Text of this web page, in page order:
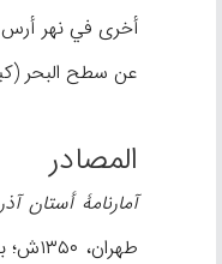
عن سطح البحر (کیهان،
المصادر
آمارنامۀ أستان
طهران، ۱۳۵۰ش؛ بدیعي، ربیع،